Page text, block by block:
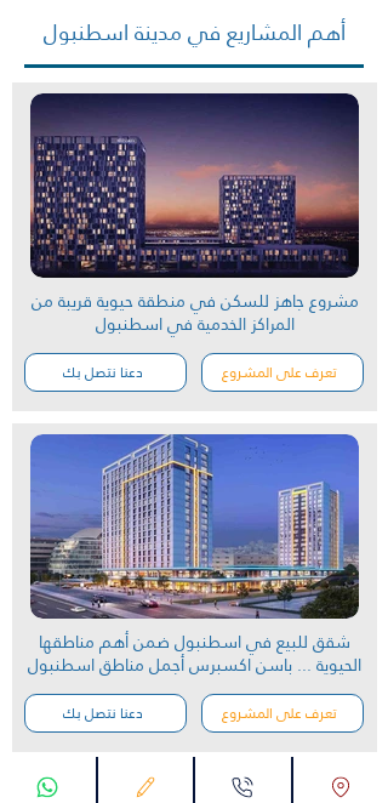
أهم المشاريع في مدينة اسطنبول
مشروع جاهز للسكن في منطقة حيوية قريبة من
المراكز الخدمية في اسطنبول
دعنا نتصل بك تعرف على المشروع
شقق للبيع في اسطنبول ضمن أهم مناطقها
الحيوية ... باسن اكسبرس أجمل مناطق اسطنبول
دعنا نتصل بك تعرف على المشروع